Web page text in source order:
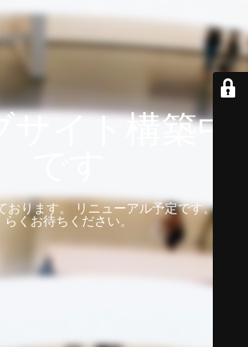
イト構築中
ります。 リニューアル予定です。 しば
らくお待ちください。